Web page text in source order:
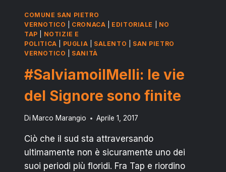
COMUNE SAN PIETRO
VERNOTICO
CRONACA EDITORIALE
NO
TAP
NOTIZIE E
POLITICA
PUGLIA SALENTO
SAN PIETRO
VERNOTICO
SANITÀ
#SalviamoilMelli: le vie
del Signore sono finite
Di Marco Marangio Aprile 1, 2017
Ciò che il sud sta attraversando
ultimamente non è sicuramente uno dei
suoi periodi più floridi. Fra Tap e riordino